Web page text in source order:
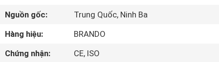
VỀ
CHÚNG
Nguồn gốc:
Trung Quốc, Ninh Ba
Hàng hiệu:
BRANDO
Chứng nhận:
CE, ISO